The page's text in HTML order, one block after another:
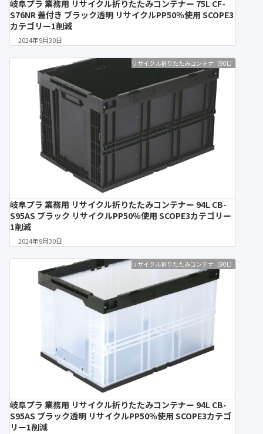
岐阜プラ 業務用 リサイクル折りたたみコンテナー 75L CF-
S76NR 蓋付き ブラック透明 リサイクルPP50％使用 SCOPE3
カテゴリー1削減
2024年9月30日
リサイクル折りたたみコンテナ（90L）
岐阜プラ 業務用 リサイクル折りたたみコンテナー 94L CB-
S95AS ブラック リサイクルPP50％使用 SCOPE3カテゴリー
1削減
2024年9月30日
リサイクル折りたたみコンテナ（90L）
岐阜プラ 業務用 リサイクル折りたたみコンテナー 94L CB-
S95AS ブラック透明 リサイクルPP50％使用 SCOPE3カテゴ
リー1削減